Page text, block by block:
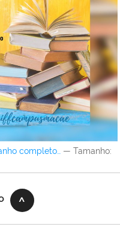
completo… — Tamanho: